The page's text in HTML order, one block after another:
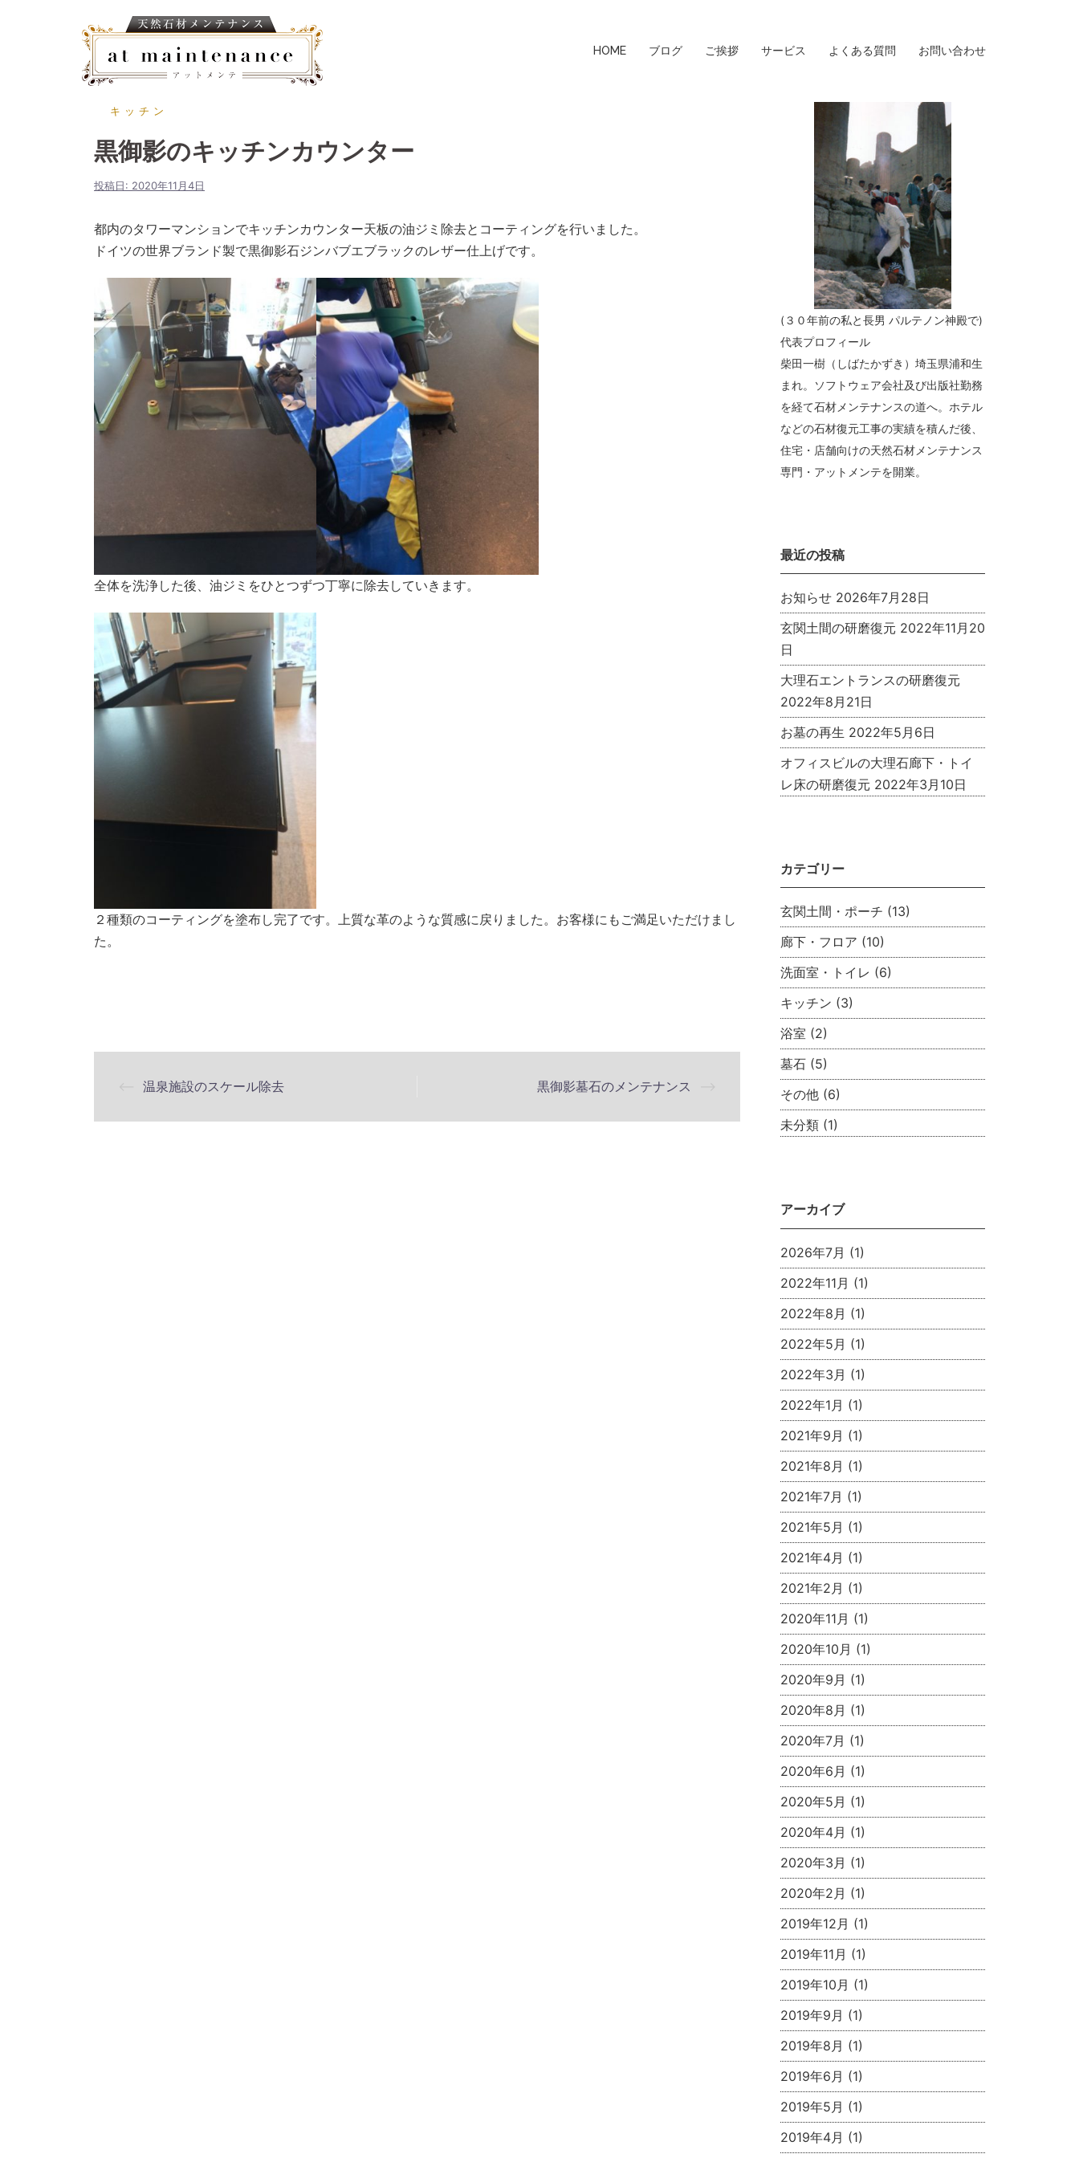
HOME ブログ ご挨拶 サービス よくある質問 お問い合わせ
キッチン
黒御影のキッチンカウンター
投稿日: 2020年11月4日
都内のタワーマンションでキッチンカウンター天板の油ジミ除去とコーティングを行いました。
ドイツの世界ブランド製で黒御影石ジンバブエブラックのレザー仕上げです。
全体を洗浄した後、油ジミをひとつずつ丁寧に除去していきます。
２種類のコーティングを塗布し完了です。上質な革のような質感に戻りました。お客様にもご満足いただけまし
た。
温泉施設のスケール除去 黒御影墓石のメンテナンス
(３０年前の私と長男 パルテノン神殿で)
代表プロフィール
柴田一樹（しばたかずき）埼玉県浦和生
まれ。ソフトウェア会社及び出版社勤務
を経て石材メンテナンスの道へ。ホテル
などの石材復元工事の実績を積んだ後、
住宅・店舗向けの天然石材メンテナンス
専門・アットメンテを開業。
最近の投稿
お知らせ 2026年7月28日
玄関土間の研磨復元 2022年11月20
日
大理石エントランスの研磨復元
2022年8月21日
お墓の再生 2022年5月6日
オフィスビルの大理石廊下・トイ
レ床の研磨復元 2022年3月10日
カテゴリー
玄関土間・ポーチ (13)
廊下・フロア (10)
洗面室・トイレ (6)
キッチン (3)
浴室 (2)
墓石 (5)
その他 (6)
未分類 (1)
アーカイブ
2026年7月 (1)
2022年11月 (1)
2022年8月 (1)
2022年5月 (1)
2022年3月 (1)
2022年1月 (1)
2021年9月 (1)
2021年8月 (1)
2021年7月 (1)
2021年5月 (1)
2021年4月 (1)
2021年2月 (1)
2020年11月 (1)
2020年10月 (1)
2020年9月 (1)
2020年8月 (1)
2020年7月 (1)
2020年6月 (1)
2020年5月 (1)
2020年4月 (1)
2020年3月 (1)
2020年2月 (1)
2019年12月 (1)
2019年11月 (1)
2019年10月 (1)
2019年9月 (1)
2019年8月 (1)
2019年6月 (1)
2019年5月 (1)
2019年4月 (1)